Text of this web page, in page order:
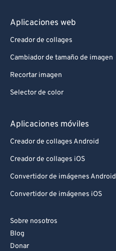
Aplicaciones web
Creador de collages
Cambiador de tamaño de imagen
Recortar imagen
Selector de color
Aplicaciones móviles
Creador de collages Android
Creador de collages iOS
Convertidor de imágenes Android
Convertidor de imágenes iOS
Sobre nosotros
Blog
Donar